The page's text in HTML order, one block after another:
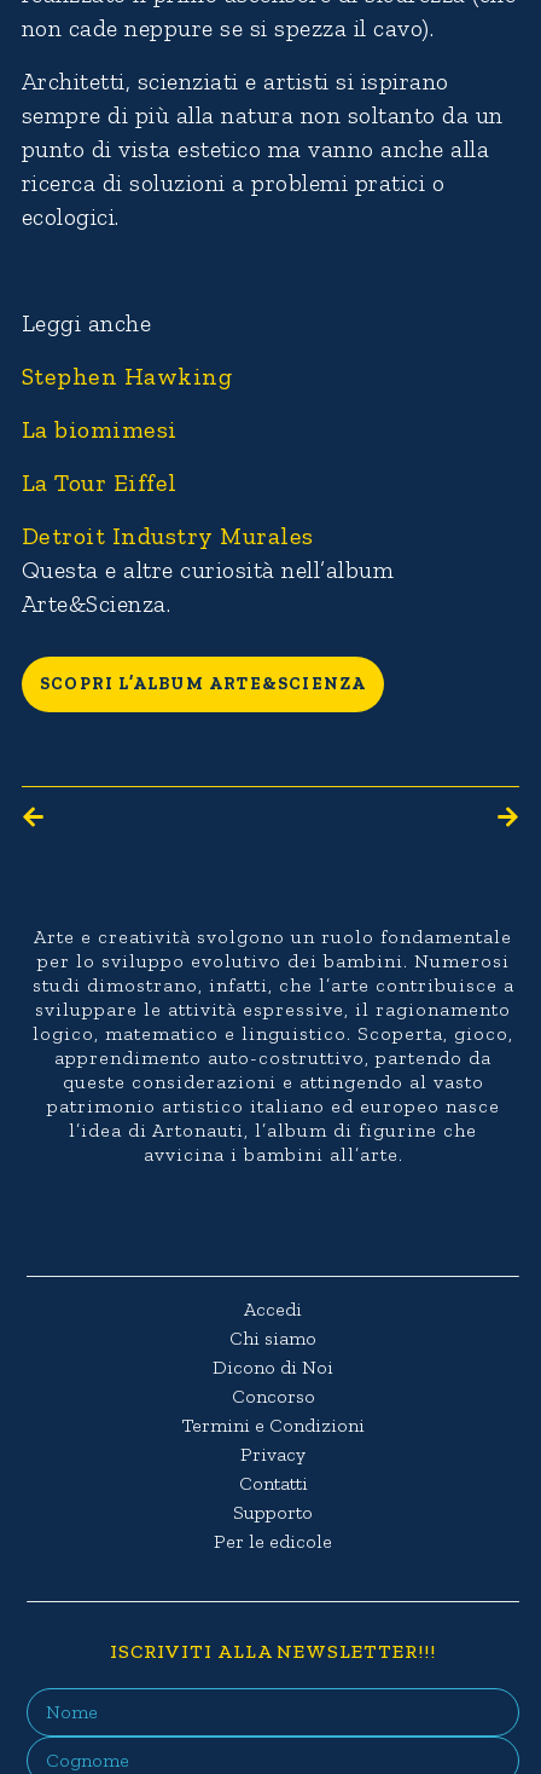
non cade neppure se si spezza il cavo).
Architetti, scienziati e artisti si ispirano
sempre di più alla natura non soltanto da un
punto di vista estetico ma vanno anche alla
ricerca di soluzioni a problemi pratici o
ecologici.
Leggi anche
Stephen Hawking
La biomimesi
La Tour Eiffel
Detroit Industry Murales
Questa e altre curiosità nell’album
Arte&Scienza.
SCOPRI L’ALBUM ARTE&SCIENZA
Arte e creatività svolgono un ruolo fondamentale
per lo sviluppo evolutivo dei bambini. Numerosi
studi dimostrano, infatti, che l’arte contribuisce a
sviluppare le attività espressive, il ragionamento
logico, matematico e linguistico. Scoperta, gioco,
apprendimento auto-costruttivo, partendo da
queste considerazioni e attingendo al vasto
patrimonio artistico italiano ed europeo nasce
l’idea di Artonauti, l’album di figurine che
avvicina i bambini all’arte.
Accedi
Chi siamo
Dicono di Noi
Concorso
Termini e Condizioni
Privacy
Contatti
Supporto
Per le edicole
ISCRIVITI ALLA NEWSLETTER!!!